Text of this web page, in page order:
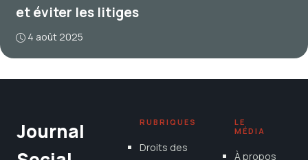
et éviter les litiges
4 août 2025
Journal
RUBRIQUES
Droits des
LE
MÉDIA
À propos